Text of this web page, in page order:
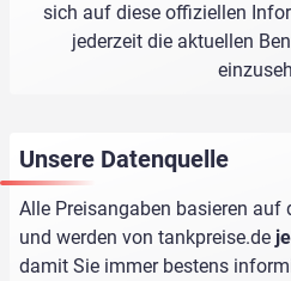
sich auf diese offiziellen
jederzeit die aktuellen
Unsere Datenquelle
Alle Preisangaben basieren auf
und werden von tankpreise.de
damit Sie immer bestens